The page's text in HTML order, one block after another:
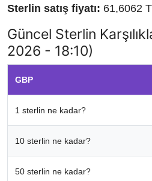
Sterlin satış fiyatı: 61,6062
Güncel Sterlin
2026 - 18:10)
GBP
1 sterlin ne kadar?
10 sterlin ne kadar?
50 sterlin ne kadar?